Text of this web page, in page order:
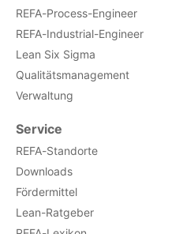
REFA-Process-Engineer
REFA-Industrial-Engineer
Lean Six Sigma
Qualitätsmanagement
Verwaltung
Service
REFA-Standorte
Downloads
Fördermittel
Lean-Ratgeber